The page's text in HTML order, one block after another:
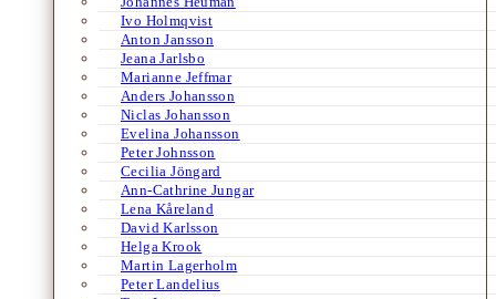
Ivo Holmqvist
Anton Jansson
Jeana Jarlsbo
Marianne Jeffmar
Anders Johansson
Niclas Johansson
Evelina Johansson
Peter Johnsson
Cecilia Jöngard
Ann-Cathrine Jungar
Lena Kåreland
David Karlsson
Helga Krook
Martin Lagerholm
Peter Landelius